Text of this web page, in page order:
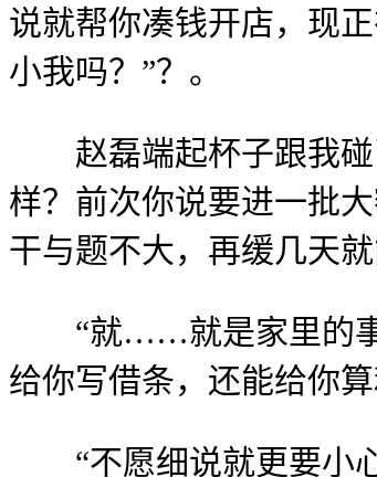
说就帮你凑钱开店，现
小我吗？”？。
赵磊端起杯子跟我碰
样？前次你说要进一批
干与题不大，再缓几天
“就……就是家里的事
给你写借条，还能给你算
“不愿细说就更要小心